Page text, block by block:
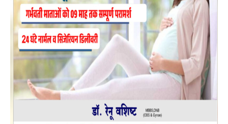
8. मातृभूमि के लिए अपने हिस्से की जिम्मेदारी हमें निभानी है। हमें
यशस्वी प्रधानमंत्री श्री नरेन्द्र मोदी जी के नेतृत्व में वर्ष 2047 तक
विकसित भारत-विकसित छत्तीसगढ़ की संकल्पना को मूर्त रूप
देना है।
9. हमें अपने वीर जवानों पर गर्व है, जिन्होंने अपने असीम शौर्य और
साहस से मातृभूमि का शीश हमेशा ऊंचा रखा। वर्ष 1947 में देश की
आजादी के बाद पाकिस्तान की ओर से हुए आक्रमण से लेकर